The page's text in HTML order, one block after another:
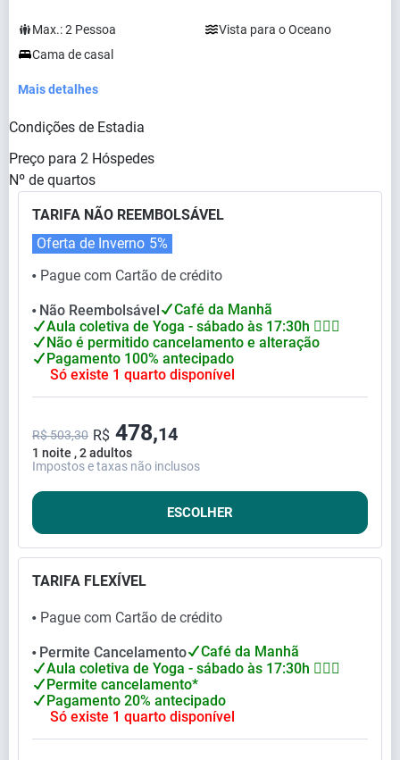
Max.:2 Pessoa
Vista para o Oceano
Cama de casal
Mais detalhes
Condições de Estadia
Preço para 2 Hóspedes
Nº de quartos
TARIFA NÃO REEMBOLSÁVEL
⬤ Pague com Cartão de crédito
Oferta de Inverno 5%
⬤ Não Reembolsável
Café da Manhã
Aula coletiva de Yoga - sábado às 17:30h 🧘🏻‍♀
Não é permitido cancelamento e alteração
Pagamento 100% antecipado
Só existe 1 quarto disponível
1 noite , 2 adultos
R$ 503,30 R$ 478,14
Impostos e taxas não inclusos
ESCOLHER
TARIFA FLEXÍVEL
⬤ Pague com Cartão de crédito
⬤ Permite Cancelamento
Café da Manhã
Aula coletiva de Yoga - sábado às 17:30h 🧘🏻‍♀
Permite cancelamento*
Pagamento 20% antecipado
Só existe 1 quarto disponível